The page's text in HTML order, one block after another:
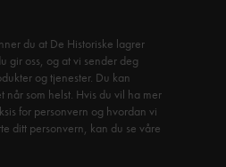
du at De Historiske lagrer
gir oss, og at vi sender deg
og tjenester. Du kan
når som helst. Hvis du vil ha mer
for personvern og hvordan vi
ditt personvern, kan du se våre